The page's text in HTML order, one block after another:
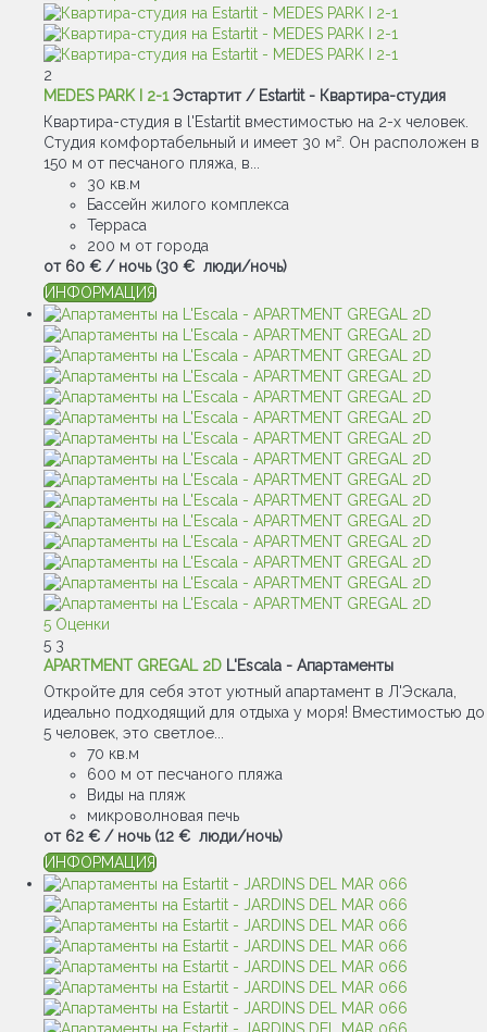
2
MEDES PARK I 2-1 Эстартит / Estartit - Квартира-студия
Квартира-cтудия в l'Estartit вместимостью на 2-х человек.
Студия комфортабельный и имеет 30 м². Он расположен в
150 м от песчаного пляжа, в...
30 кв.м
Бассейн жилого комплекса
Терраса
200 м от города
от 60 € / ночь (30 € люди/ночь)
ИНФОРМАЦИЯ
5 Оценки
5 3
APARTMENT GREGAL 2D L'Escala - Апартаменты
Откройте для себя этот уютный апартамент в Л'Эскала,
идеально подходящий для отдыха у моря! Вместимостью до
5 человек, это светлое...
70 кв.м
600 м от песчаного пляжа
Виды на пляж
микроволновая печь
от 62 € / ночь (12 € люди/ночь)
ИНФОРМАЦИЯ